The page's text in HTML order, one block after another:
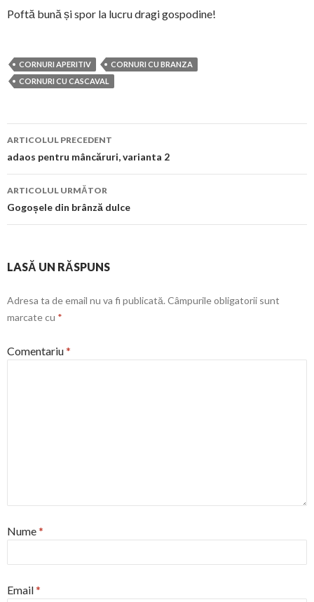
Poftă bună și spor la lucru dragi gospodine!
CORNURI APERITIV
CORNURI CU BRANZA
CORNURI CU CASCAVAL
Navigare
în
articol
ARTICOLUL PRECEDENT
adaos pentru mâncăruri, varianta 2
ARTICOLUL URMĂTOR
Gogoșele din brânză dulce
LASĂ UN RĂSPUNS
Adresa ta de email nu va fi publicată. Câmpurile obligatorii sunt
marcate cu *
Comentariu*
Nume*
Email*